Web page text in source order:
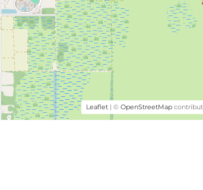
Leaflet| © OpenStreetMap